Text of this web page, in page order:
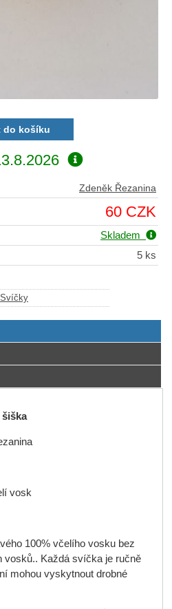
Zdeněk Řezanina
60 CZK
Skladem
5 ks
Svíčky
šiška
vosk
100% včelího vosku bez
vosků.. Každá svíčka je ručně
mohou vyskytnout drobné